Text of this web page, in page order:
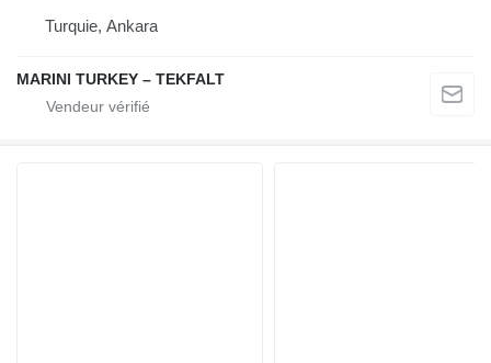
Turquie, Ankara
MARINI TURKEY – TEKFALT